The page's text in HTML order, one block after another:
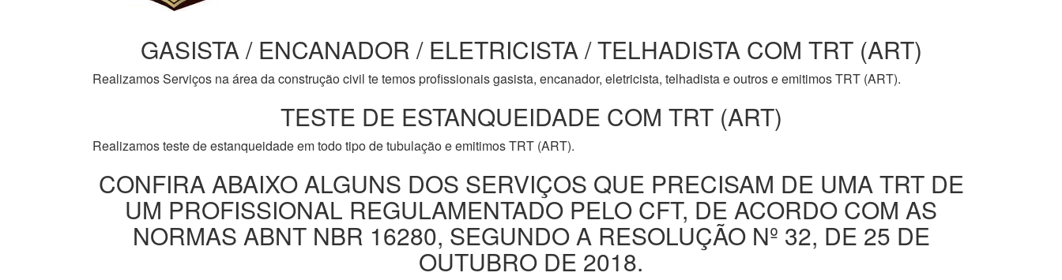
GASISTA / ENCANADOR / ELETRICISTA / TELHADISTA COM TRT (ART)
Realizamos Serviços na área da construção civil te temos profissionais gasista, encanador, eletricista, telhadista e outros e emitimos TRT (ART).
TESTE DE ESTANQUEIDADE COM TRT (ART)
Realizamos teste de estanqueidade em todo tipo de tubulação e emitimos TRT (ART).
CONFIRA ABAIXO ALGUNS DOS SERVIÇOS QUE PRECISAM DE UMA TRT DE
UM PROFISSIONAL REGULAMENTADO PELO CFT, DE ACORDO COM AS
NORMAS ABNT NBR 16280, SEGUNDO A RESOLUÇÃO Nº 32, DE 25 DE
OUTUBRO DE 2018.